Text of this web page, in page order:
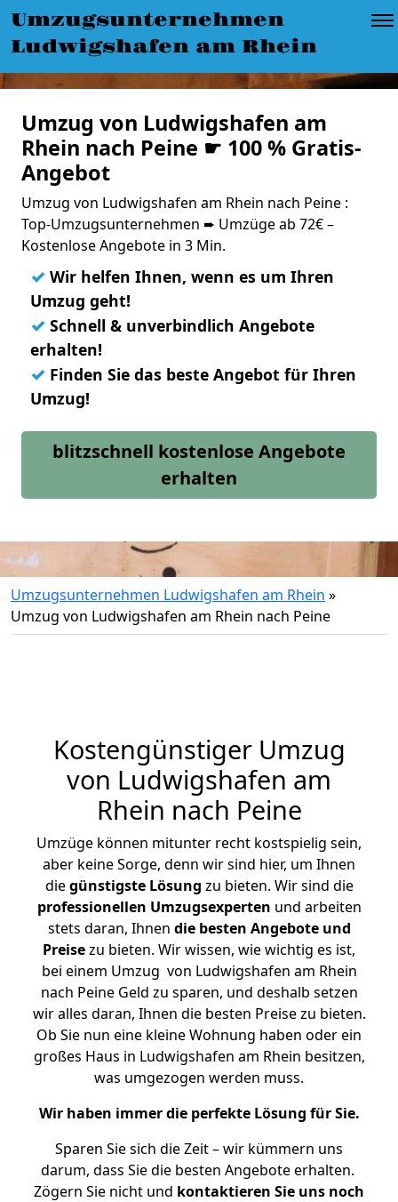
Umzugsunternehmen
Ludwigshafen am Rhein
Umzug von Ludwigshafen am
Rhein nach Peine ☛ 100 % Gratis-
Angebot
Umzug von Ludwigshafen am Rhein nach Peine :
Top-Umzugsunternehmen ➨ Umzüge ab 72€ –
Kostenlose Angebote in 3 Min.
✓ Wir helfen Ihnen, wenn es um Ihren
Umzug geht!
✓ Schnell & unverbindlich Angebote
erhalten!
✓ Finden Sie das beste Angebot für Ihren
Umzug!
blitzschnell kostenlose Angebote
erhalten
Umzugsunternehmen Ludwigshafen am Rhein »
Umzug von Ludwigshafen am Rhein nach Peine
Kostengünstiger Umzug
von Ludwigshafen am
Rhein nach Peine
Umzüge können mitunter recht kostspielig sein,
aber keine Sorge, denn wir sind hier, um Ihnen
diegünstigste Lösung zu bieten. Wir sind die
professionellen Umzugsexperten und arbeiten
stets daran, Ihnen die besten Angebote und
Preisezu bieten. Wir wissen, wie wichtig es ist,
bei einem Umzug von Ludwigshafen am Rhein
nach Peine Geld zu sparen, und deshalb setzen
wir alles daran, Ihnen die besten Preise zu bieten.
Ob Sie nun eine kleine Wohnung haben oder ein
großes Haus in Ludwigshafen am Rhein besitzen,
was umgezogen werden muss.
Wir haben immer die perfekte Lösung für Sie.
Sparen Sie sich die Zeit – wir kümmern uns
darum, dass Sie die besten Angebote erhalten.
Zögern Sie nicht und kontaktieren Sie uns noch